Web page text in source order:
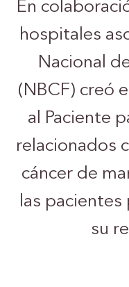
En
hospitales
Nacional
(NBCF) creó
al Paciente
relacionados
cáncer de
las pacientes
su